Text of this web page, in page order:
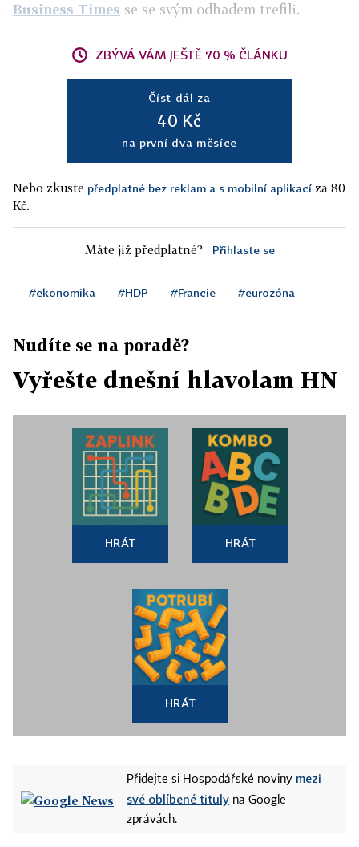
Business Times se se svým odhadem trefili.
ZBÝVÁ VÁM JEŠTĚ 70 % ČLÁNKU
Číst dál za
40 Kč
na první dva měsíce
Nebo zkuste předplatné bez reklam a s mobilní aplikací za 80
Kč.
Máte již předplatné? Přihlaste se
#ekonomika #HDP #Francie #eurozóna
Nudíte se na poradě?
Vyřešte dnešní hlavolam HN
HRÁT HRÁT
HRÁT
Přidejte si Hospodářské noviny mezi
své oblíbené tituly na Google
zprávách.